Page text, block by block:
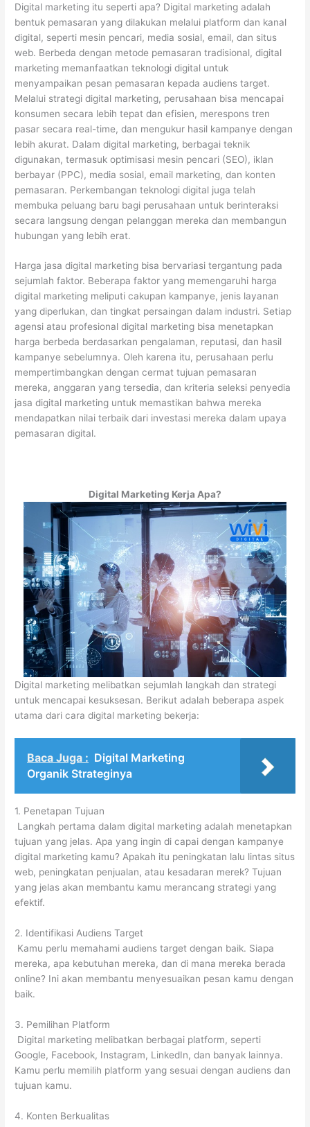
Digital marketing itu seperti apa? Digital marketing adalah
bentuk pemasaran yang dilakukan melalui platform dan kanal
digital, seperti mesin pencari, media sosial, email, dan situs
web. Berbeda dengan metode pemasaran tradisional, digital
marketing memanfaatkan teknologi digital untuk
menyampaikan pesan pemasaran kepada audiens target.
Melalui strategi digital marketing, perusahaan bisa mencapai
konsumen secara lebih tepat dan efisien, merespons tren
pasar secara real-time, dan mengukur hasil kampanye dengan
lebih akurat. Dalam digital marketing, berbagai teknik
digunakan, termasuk optimisasi mesin pencari (SEO), iklan
berbayar (PPC), media sosial, email marketing, dan konten
pemasaran. Perkembangan teknologi digital juga telah
membuka peluang baru bagi perusahaan untuk berinteraksi
secara langsung dengan pelanggan mereka dan membangun
hubungan yang lebih erat.
Harga jasa digital marketing bisa bervariasi tergantung pada
sejumlah faktor. Beberapa faktor yang memengaruhi harga
digital marketing meliputi cakupan kampanye, jenis layanan
yang diperlukan, dan tingkat persaingan dalam industri. Setiap
agensi atau profesional digital marketing bisa menetapkan
harga berbeda berdasarkan pengalaman, reputasi, dan hasil
kampanye sebelumnya. Oleh karena itu, perusahaan perlu
mempertimbangkan dengan cermat tujuan pemasaran
mereka, anggaran yang tersedia, dan kriteria seleksi penyedia
jasa digital marketing untuk memastikan bahwa mereka
mendapatkan nilai terbaik dari investasi mereka dalam upaya
pemasaran digital.
Digital Marketing Kerja Apa?
Digital marketing melibatkan sejumlah langkah dan strategi
untuk mencapai kesuksesan. Berikut adalah beberapa aspek
utama dari cara digital marketing bekerja:
Baca Juga : Digital Marketing
Organik Strateginya
1. Penetapan Tujuan
Langkah pertama dalam digital marketing adalah menetapkan
tujuan yang jelas. Apa yang ingin di capai dengan kampanye
digital marketing kamu? Apakah itu peningkatan lalu lintas situs
web, peningkatan penjualan, atau kesadaran merek? Tujuan
yang jelas akan membantu kamu merancang strategi yang
efektif.
2. Identifikasi Audiens Target
Kamu perlu memahami audiens target dengan baik. Siapa
mereka, apa kebutuhan mereka, dan di mana mereka berada
online? Ini akan membantu menyesuaikan pesan kamu dengan
baik.
3. Pemilihan Platform
Digital marketing melibatkan berbagai platform, seperti
Google, Facebook, Instagram, LinkedIn, dan banyak lainnya.
Kamu perlu memilih platform yang sesuai dengan audiens dan
tujuan kamu.
4. Konten Berkualitas